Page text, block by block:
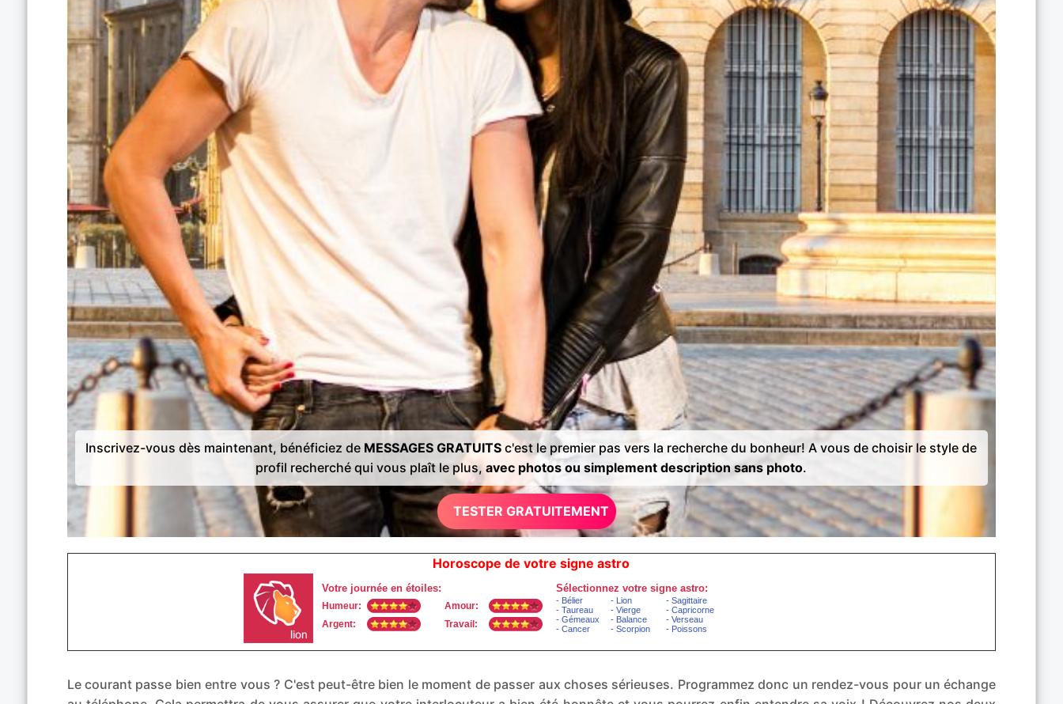
Inscrivez-vous dès maintenant, bénéficiez de MESSAGES GRATUITS c'est le premier pas vers la recherche du bonheur! A vous de choisir le style de
profil recherché qui vous plaît le plus,avec photos ou simplement description sans photo.
TESTER GRATUITEMENT
Horoscope de votre signe astro
Le courant passe bien entre vous ? C'est peut-être bien le moment de passer aux choses sérieuses. Programmez donc un rendez-vous pour un échange